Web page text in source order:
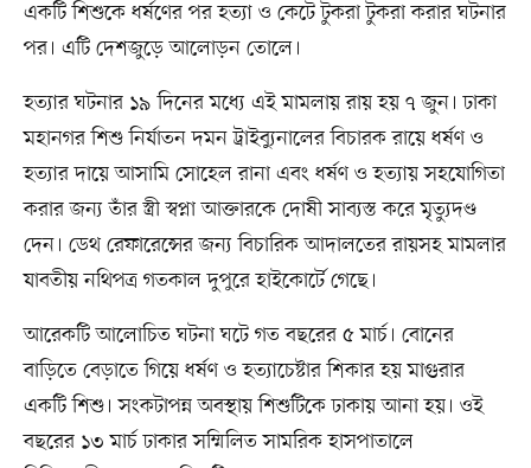
একটি শিশুকে ধর্ষণের পর হত্যা ও কেটে টুকরা টুকরা করার ঘটনার
পর। এটি দেশজুড়ে আলোড়ন তোলে।
হত্যার ঘটনার ১৯ দিনের মধ্যে এই মামলায় রায় হয় ৭ জুন। ঢাকা
মহানগর শিশু নির্যাতন দমন ট্রাইব্যুনালের বিচারক রায়ে ধর্ষণ ও
হত্যার দায়ে আসামি সোহেল রানা এবং ধর্ষণ ও হত্যায় সহযোগিতা
করার জন্য তাঁর স্ত্রী স্বপ্না আক্তারকে দোষী সাব্যস্ত করে মৃত্যুদণ্ড
দেন। ডেথ রেফারেন্সের জন্য বিচারিক আদালতের রায়সহ মামলার
যাবতীয় নথিপত্র গতকাল দুপুরে হাইকোর্টে গেছে।
আরেকটি আলোচিত ঘটনা ঘটে গত বছরের ৫ মার্চ। বোনের
বাড়িতে বেড়াতে গিয়ে ধর্ষণ ও হত্যাচেষ্টার শিকার হয় মাগুরার
একটি শিশু। সংকটাপন্ন অবস্থায় শিশুটিকে ঢাকায় আনা হয়। ওই
বছরের ১৩ মার্চ ঢাকার সম্মিলিত সামরিক হাসপাতালে